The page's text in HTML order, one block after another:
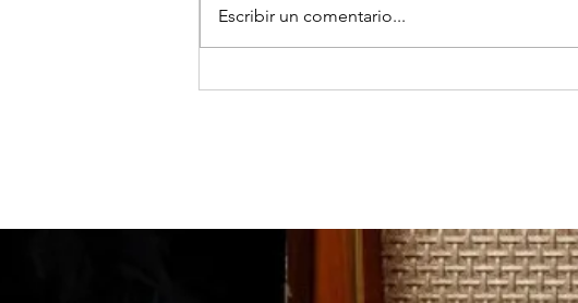
TOCOPILLA: Huanillo sur ilumina
Escribir un comentario...